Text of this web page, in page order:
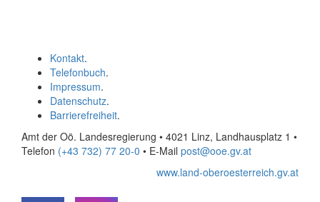
Kontakt.
Telefonbuch.
Impressum.
Datenschutz.
Barrierefreiheit.
Amt der Oö. Landesregierung • 4021 Linz, Landhausplatz 1 •
Telefon (+43 732) 77 20-0 • E-Mail post@ooe.gv.at
www.land-oberoesterreich.gv.at